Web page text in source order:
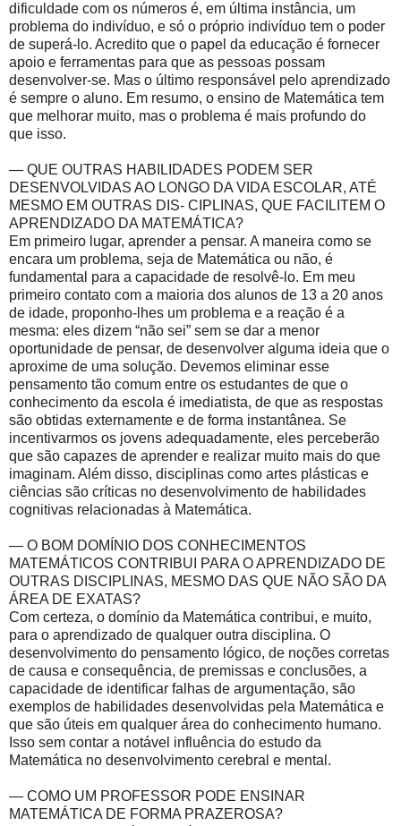
dificuldade com os números é, em última instância, um
problema do indivíduo, e só o próprio indivíduo tem o poder
de superá-lo. Acredito que o papel da educação é fornecer
apoio e ferramentas para que as pessoas possam
desenvolver-se. Mas o último responsável pelo aprendizado
é sempre o aluno. Em resumo, o ensino de Matemática tem
que melhorar muito, mas o problema é mais profundo do
que isso.
— QUE OUTRAS HABILIDADES PODEM SER
DESENVOLVIDAS AO LONGO DA VIDA ESCOLAR, ATÉ
MESMO EM OUTRAS DIS- CIPLINAS, QUE FACILITEM O
APRENDIZADO DA MATEMÁTICA?
Em primeiro lugar, aprender a pensar. A maneira como se
encara um problema, seja de Matemática ou não, é
fundamental para a capacidade de resolvê-lo. Em meu
primeiro contato com a maioria dos alunos de 13 a 20 anos
de idade, proponho-lhes um problema e a reação é a
mesma: eles dizem “não sei” sem se dar a menor
oportunidade de pensar, de desenvolver alguma ideia que o
aproxime de uma solução. Devemos eliminar esse
pensamento tão comum entre os estudantes de que o
conhecimento da escola é imediatista, de que as respostas
são obtidas externamente e de forma instantânea. Se
incentivarmos os jovens adequadamente, eles perceberão
que são capazes de aprender e realizar muito mais do que
imaginam. Além disso, disciplinas como artes plásticas e
ciências são críticas no desenvolvimento de habilidades
cognitivas relacionadas à Matemática.
— O BOM DOMÍNIO DOS CONHECIMENTOS
MATEMÁTICOS CONTRIBUI PARA O APRENDIZADO DE
OUTRAS DISCIPLINAS, MESMO DAS QUE NÃO SÃO DA
ÁREA DE EXATAS?
Com certeza, o domínio da Matemática contribui, e muito,
para o aprendizado de qualquer outra disciplina. O
desenvolvimento do pensamento lógico, de noções corretas
de causa e consequência, de premissas e conclusões, a
capacidade de identificar falhas de argumentação, são
exemplos de habilidades desenvolvidas pela Matemática e
que são úteis em qualquer área do conhecimento humano.
Isso sem contar a notável influência do estudo da
Matemática no desenvolvimento cerebral e mental.
— COMO UM PROFESSOR PODE ENSINAR
MATEMÁTICA DE FORMA PRAZEROSA?